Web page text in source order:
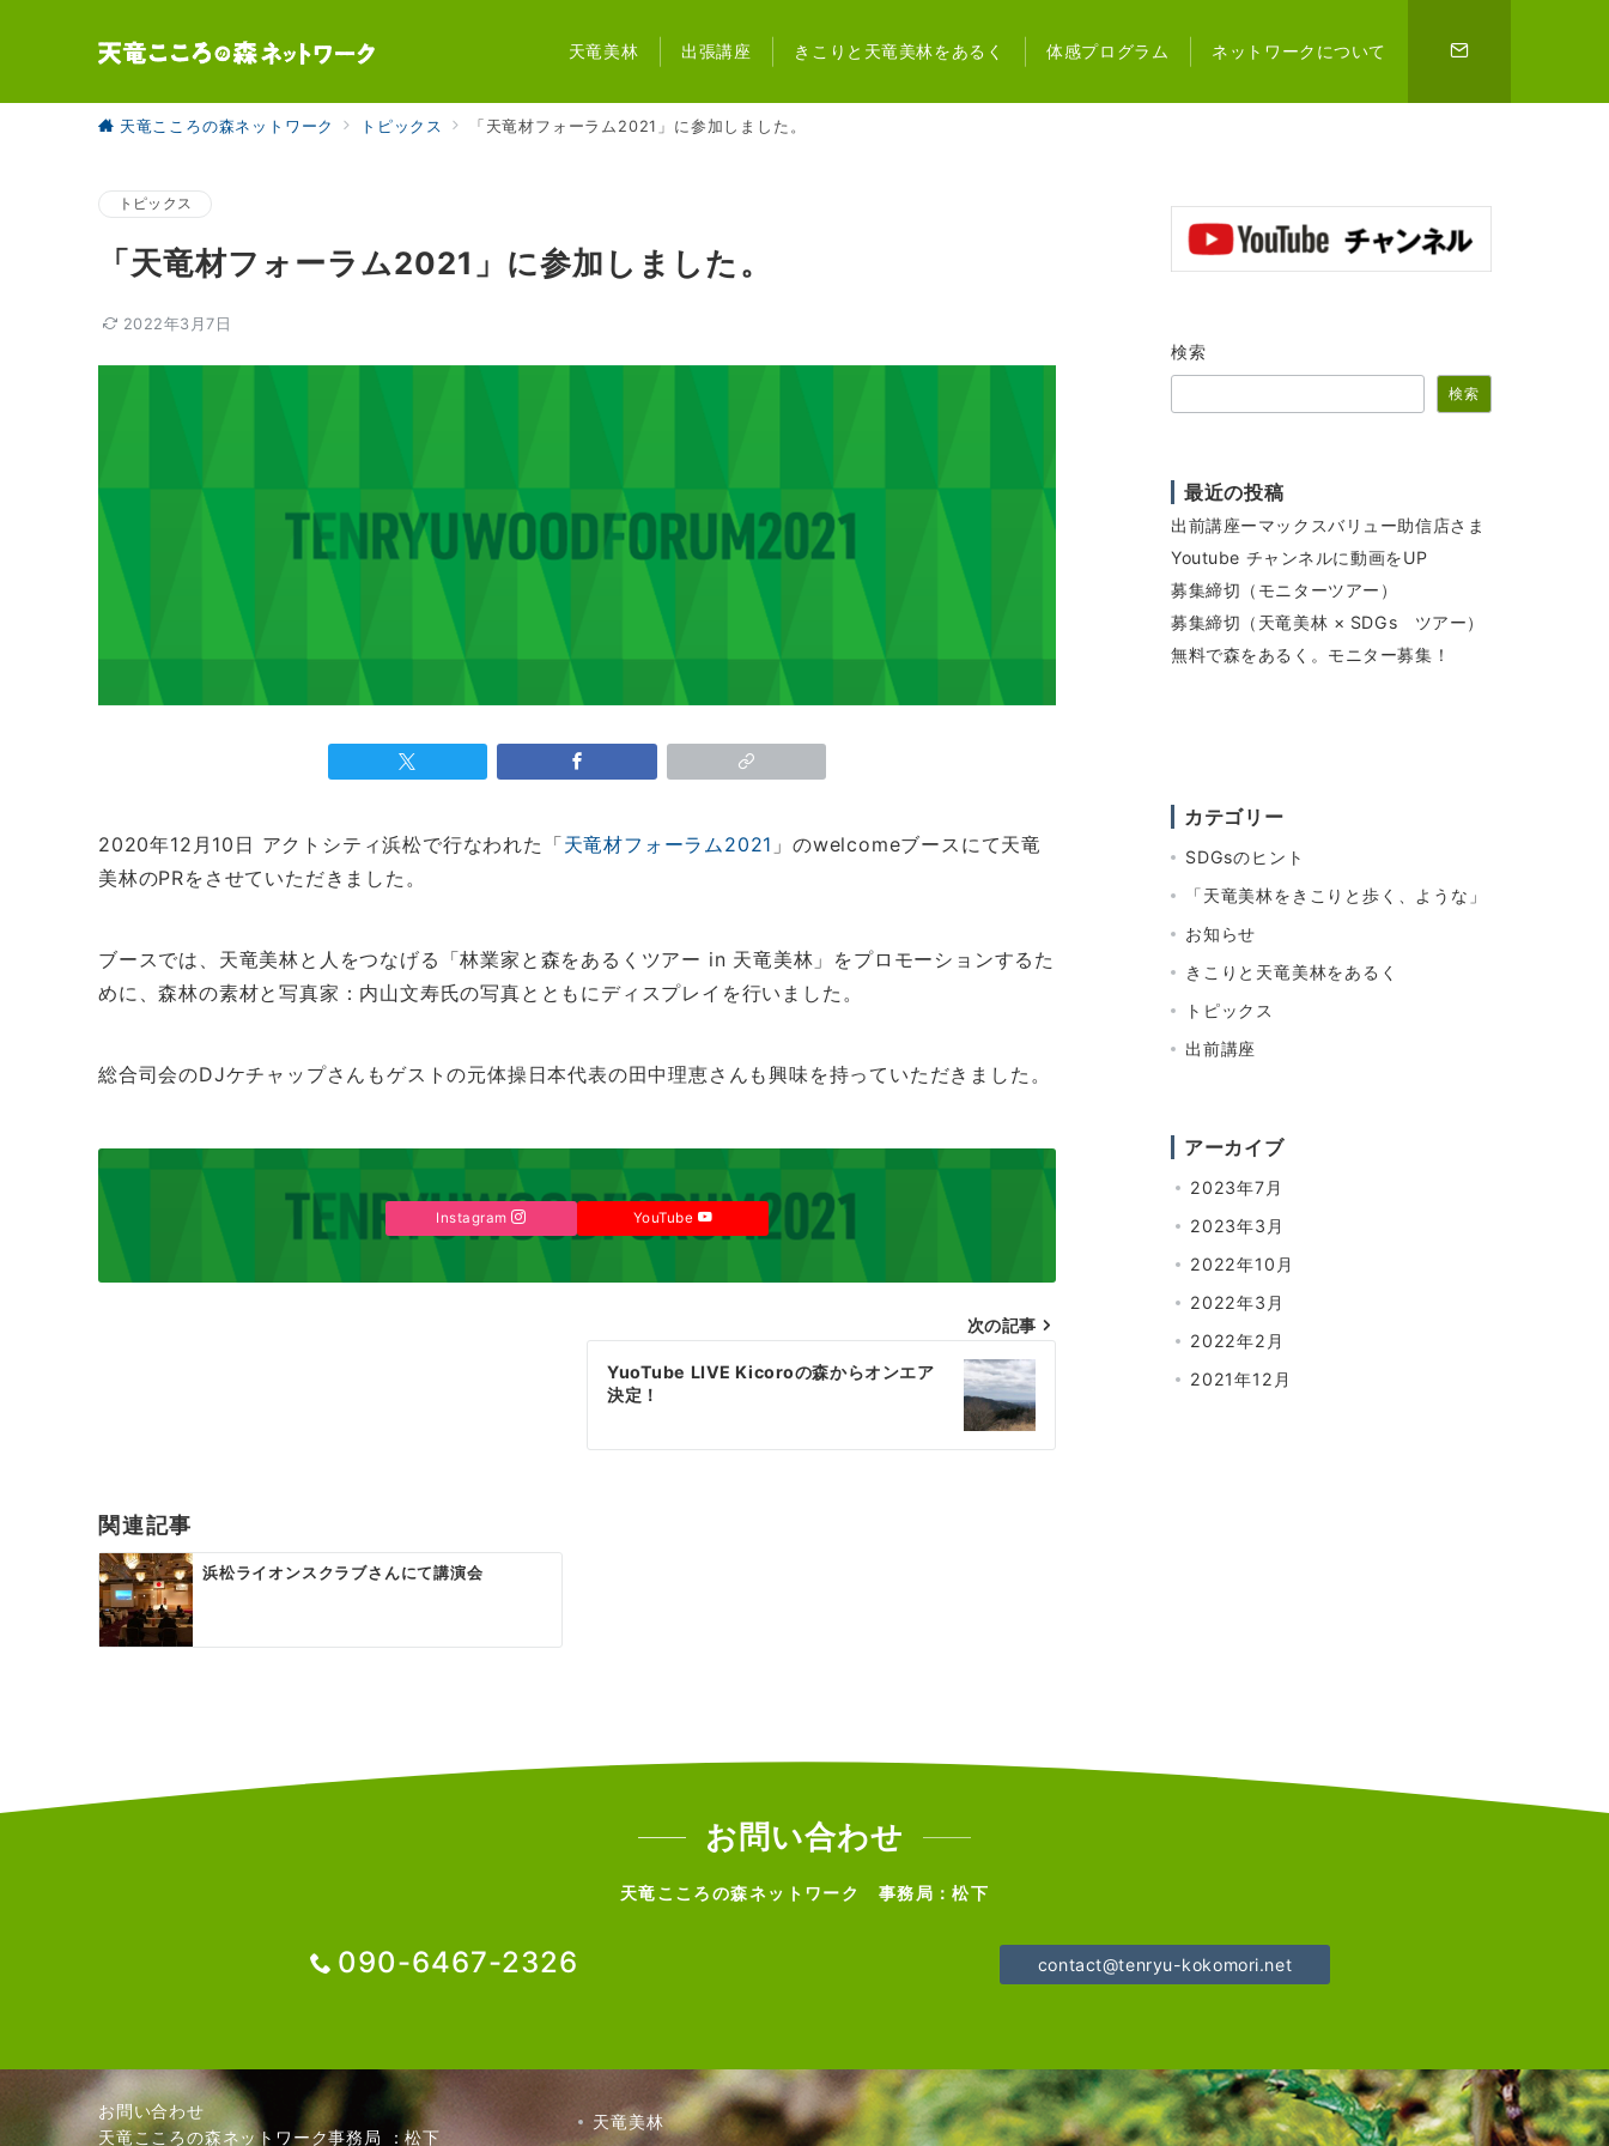
天竜美林 出張講座 きこりと天竜美林をあるく 体感プログラム ネットワークについて
天竜こころの森ネットワーク トピックス 「天竜材フォーラム2021」に参加しました。
トピックス
「天竜材フォーラム2021」に参加しました。
2022年3月7日
2020年12月10日 アクトシティ浜松で行なわれた「天竜材フォーラム2021 」のwelcomeブースにて天竜
美林のPRをさせていただきました。
ブースでは、天竜美林と人をつなげる「林業家と森をあるくツアー in 天竜美林」をプロモーションするた
めに、森林の素材と写真家：内山文寿氏の写真とともにディスプレイを行いました。
総合司会のDJケチャップさんもゲストの元体操日本代表の田中理恵さんも興味を持っていただきました。
Instagram YouTube
ゲ
ー
シ
ョ
次の記事
YuoTube LIVE Kicoroの森からオンエア
決定！
関連記事
浜松ライオンスクラブさんにて講演会
検索
検索
最近の投稿
出前講座ーマックスバリュー助信店さま
Youtube チャンネルに動画をUP
募集締切（モニターツアー）
募集締切（天竜美林 × SDGs ツアー）
無料で森をあるく。モニター募集！
カテゴリー
SDGsのヒント
「天竜美林をきこりと歩く、ような」
お知らせ
きこりと天竜美林をあるく
トピックス
出前講座
アーカイブ
2023年7月
2023年3月
2022年10月
2022年3月
2022年2月
2021年12月
お問い合わせ
天竜こころの森ネットワーク 事務局：松下
090-6467-2326 contact@tenryu-kokomori.net
お問い合わせ
天竜こころの森ネットワーク事務局 ：松下
天竜美林